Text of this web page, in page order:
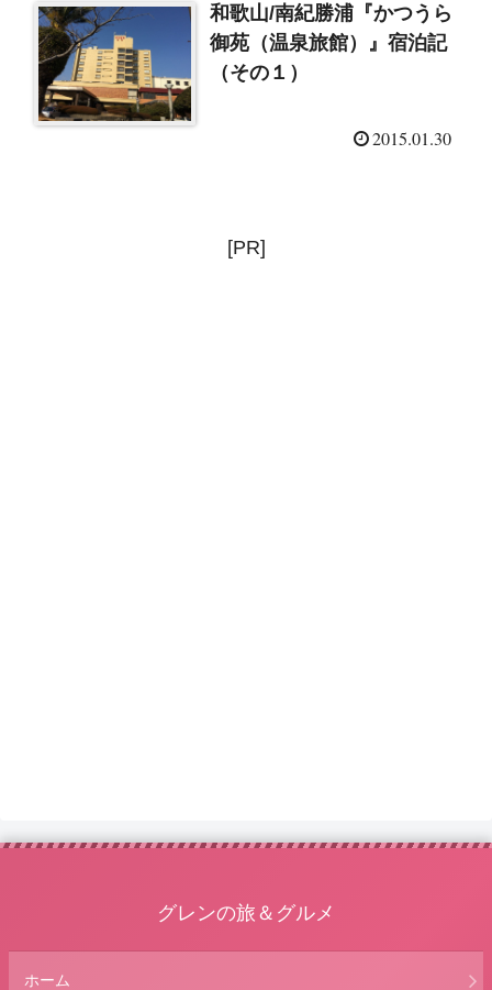
和歌山/南紀勝浦『かつうら
御苑（温泉旅館）』宿泊記
（その１）
2015.01.30
[PR]
グレンの旅＆グルメ
ホーム